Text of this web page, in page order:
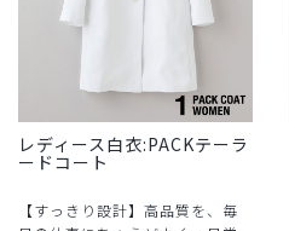
レディース白衣:PACKテーラ
ードコート
【すっきり設計】高品質を、毎